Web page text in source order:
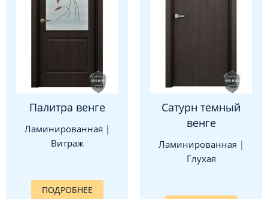
Палитра венге
Ламинированная |
Витраж
ПОДРОБНЕЕ
Сатурн темный
венге
Ламинированная |
Глухая